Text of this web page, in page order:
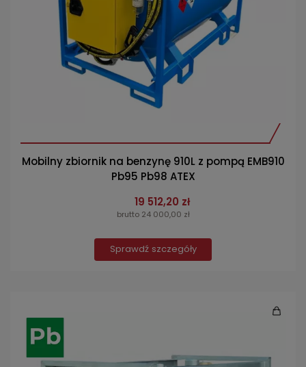
Mobilny zbiornik na benzynę 910L z pompą EMB910
Pb95 Pb98 ATEX
19 512,20 zł
brutto 24 000,00 zł
Sprawdź szczegóły